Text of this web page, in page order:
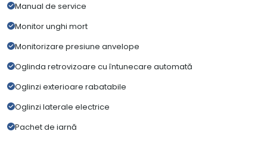
Manual de service
Monitor unghi mort
Monitorizare presiune anvelope
Oglinda retrovizoare cu întunecare automată
Oglinzi exterioare rabatabile
Oglinzi laterale electrice
Pachet de iarnă